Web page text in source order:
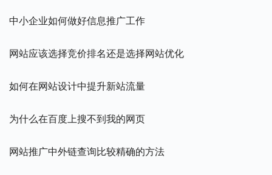
中小企业如何做好信息推广工作
网站应该选择竞价排名还是选择网站优化
如何在网站设计中提升新站流量
为什么在百度上搜不到我的网页
网站推广中外链查询比较精确的方法